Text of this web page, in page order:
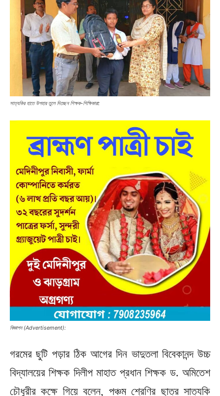
সাত্যকির হাতে উপহার তুলে দিচ্ছেন শিক্ষক-শিক্ষিকারা:
বিজ্ঞাপন (Advertisement):
গরমের ছুটি পড়ার ঠিক আগের দিন ভাদুতলা বিবেকানন্দ উচ্চ
বিদ্যালয়ের শিক্ষক দিলীপ মাহাত প্রধান শিক্ষক ড. অমিতেশ
চৌধুরীর কক্ষে গিয়ে বলেন, পঞ্চম শ্রেণির ছাত্র সাত্যকি